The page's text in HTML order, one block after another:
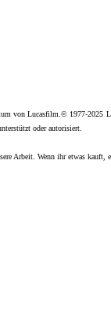
von Lucasfilm.© 1977-
oder autorisiert.
Arbeit. Wenn ihr etwas